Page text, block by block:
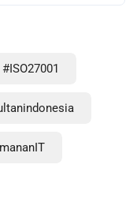
#ISO27001